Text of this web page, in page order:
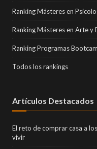
Ranking Másteres en
Ranking Másteres en Arte y
Ranking Programas
Todos los rankings
Artículos Destacados
El reto de comprar casa a
vivir